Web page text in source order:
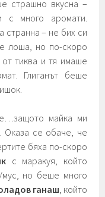
страшно вкусна –
много аромати.
странна – не бих си
лоша, но по-скоро
тиква и тя имаше
Глиганът беше
майка ми
Оказа се обаче, че
бяха по-скоро
с маракуя, който
но беше много
ганаш, който